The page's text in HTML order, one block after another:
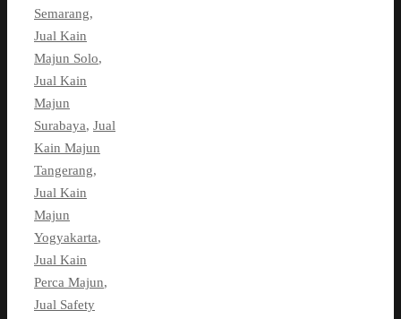
Semarang,
Jual Kain
Majun Solo,
Jual Kain
Majun
Surabaya, Jual
Kain Majun
Tangerang,
Jual Kain
Majun
Yogyakarta,
Jual Kain
Perca Majun,
Jual Safety